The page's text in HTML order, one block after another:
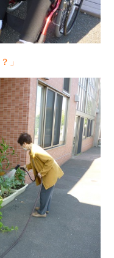
」